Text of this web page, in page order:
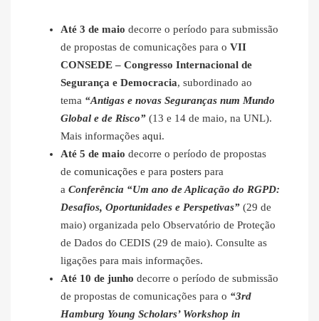
Até 3 de maio decorre o período para submissão
de propostas de comunicações para o VII
CONSEDE – Congresso Internacional de
Segurança e Democracia, subordinado ao
tema “Antigas e novas Seguranças num Mundo
Global e de Risco” (13 e 14 de maio, na UNL).
Mais informações aqui.
Até 5 de maio decorre o período de propostas
de comunicações e para posters para
a Conferência “Um ano de Aplicação do RGPD:
Desafios, Oportunidades e Perspetivas” (29 de
maio) organizada pelo Observatório de Proteção
de Dados do CEDIS (29 de maio). Consulte as
ligações para mais informações.
Até 10 de junho decorre o período de submissão
de propostas de comunicações para o “3rd
Hamburg Young Scholars’ Workshop in